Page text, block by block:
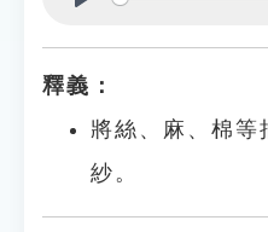
釋義：
將絲、麻、棉等
紗。